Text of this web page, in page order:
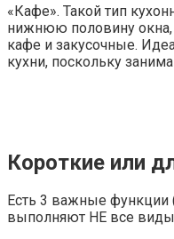
«Кафе». Такой тип
нижнюю половину
кафе и закусочные.
кухни, поскольку
Короткие или
Есть 3 важные функции
выполняют НЕ все виды